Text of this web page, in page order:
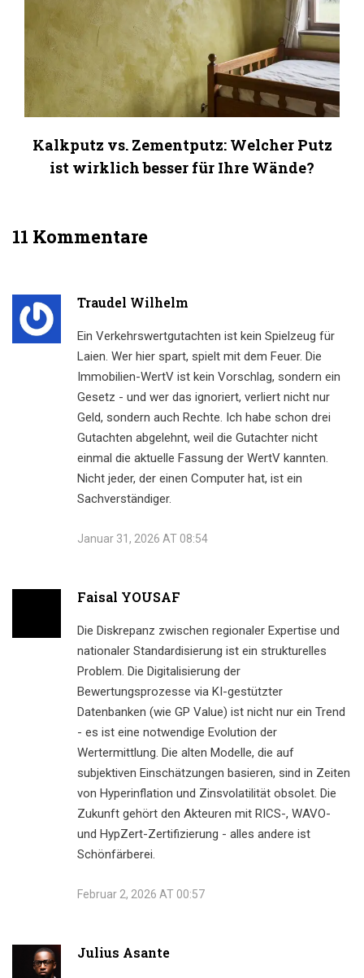
Kalkputz vs. Zementputz: Welcher Putz
ist wirklich besser für Ihre Wände?
11 Kommentare
Traudel Wilhelm
Ein Verkehrswertgutachten ist kein Spielzeug für
Laien. Wer hier spart, spielt mit dem Feuer. Die
Immobilien-WertV ist kein Vorschlag, sondern ein
Gesetz - und wer das ignoriert, verliert nicht nur
Geld, sondern auch Rechte. Ich habe schon drei
Gutachten abgelehnt, weil die Gutachter nicht
einmal die aktuelle Fassung der WertV kannten.
Nicht jeder, der einen Computer hat, ist ein
Sachverständiger.
Januar 31, 2026 AT 08:54
Faisal YOUSAF
Die Diskrepanz zwischen regionaler Expertise und
nationaler Standardisierung ist ein strukturelles
Problem. Die Digitalisierung der
Bewertungsprozesse via KI-gestützter
Datenbanken (wie GP Value) ist nicht nur ein Trend
- es ist eine notwendige Evolution der
Wertermittlung. Die alten Modelle, die auf
subjektiven Einschätzungen basieren, sind in Zeiten
von Hyperinflation und Zinsvolatilität obsolet. Die
Zukunft gehört den Akteuren mit RICS-, WAVO-
und HypZert-Zertifizierung - alles andere ist
Schönfärberei.
Februar 2, 2026 AT 00:57
Julius Asante